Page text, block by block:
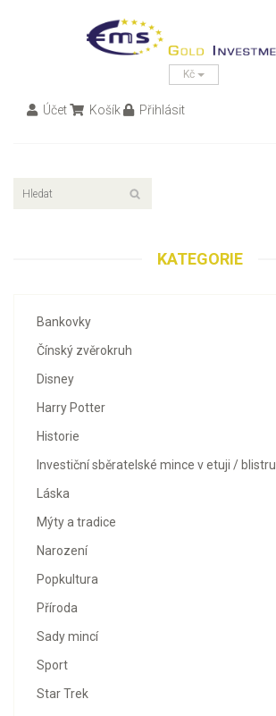
Kč
Účet Košík Přihlásit
KATEGORIE
Bankovky
Čínský zvěrokruh
Disney
Harry Potter
Historie
Investiční sběratelské mince v etuji / blistru
Láska
Mýty a tradice
Narození
Popkultura
Příroda
Sady mincí
Sport
Star Trek